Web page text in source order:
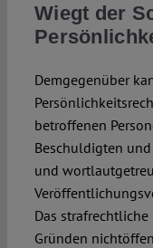
Wiegt der
Demgegenüber
betroffenen
Beschuldigten
und
Das
Gründen